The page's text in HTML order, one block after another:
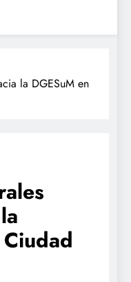
la DGESuM en